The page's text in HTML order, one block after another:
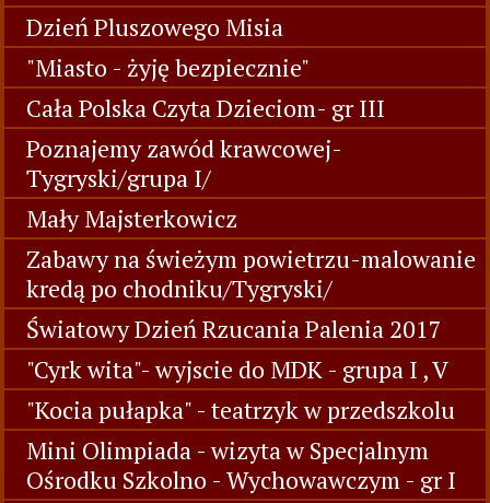
Dzień Pluszowego Misia
"Miasto - żyję bezpiecznie"
Cała Polska Czyta Dzieciom- gr III
Poznajemy zawód krawcowej-
Tygryski/grupa I/
Mały Majsterkowicz
Zabawy na świeżym powietrzu-malowanie
kredą po chodniku/Tygryski/
Światowy Dzień Rzucania Palenia 2017
"Cyrk wita"- wyjscie do MDK - grupa I , V
"Kocia pułapka" - teatrzyk w przedszkolu
Mini Olimpiada - wizyta w Specjalnym
Ośrodku Szkolno - Wychowawczym - gr I